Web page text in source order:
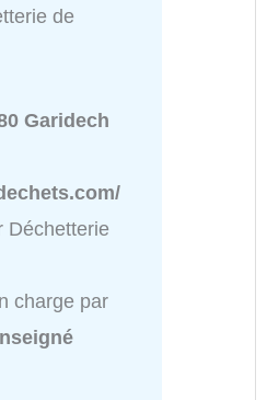
de
Garidech
Déchetterie
charge par